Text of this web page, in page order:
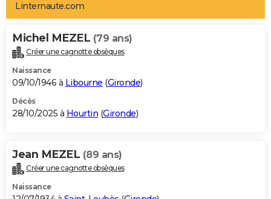
Art de vivre
Bien-être
Loisirs
Mode
Modes de vie
Alimentation
Guide de la santé
Maladies
Médicaments
Sommeil
VOYAGE
Destinations
City break
Voyage nature
Voyage de noces
Forum
Climat
+PHOTO
GUIDES D'ACHAT
BONS PLANS
Carte de Noël
Carte Bonne année
Carte Saint-Valentin
Carte Pâques
Carte d'anniversaire
DICTIONNAIRE
Dictionnaire
Biographies
Citations
Expressions
Proverbes
PROGRAMME TV
Linternaute.com
Michel MEZEL (79 ans)
Créer une cagnotte obsèques
Naissance
09/10/1946 à Libourne (Gironde)
Décès
28/10/2025 à Hourtin (Gironde)
Jean MEZEL (89 ans)
Créer une cagnotte obsèques
Naissance